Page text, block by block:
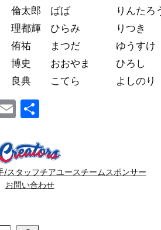
倫太郎 ばば
りんたろ
理都輝 ひらみ
りつき
侑祐 まつだ
ゆうすけ
博史 おおやま
ひろし
良典 こてら よしのり
Email
共
/スタッフチアユースチームスポンサー
お問い合わせ